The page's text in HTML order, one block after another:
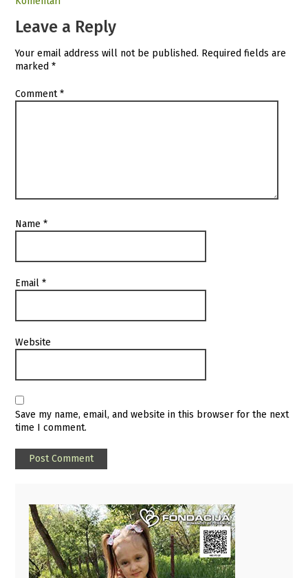
Leave a Reply
Your email address will not be published. Required fields are
marked*
Comment*
Name*
Email*
Website
Save my name, email, and website in this browser for the next
time I comment.